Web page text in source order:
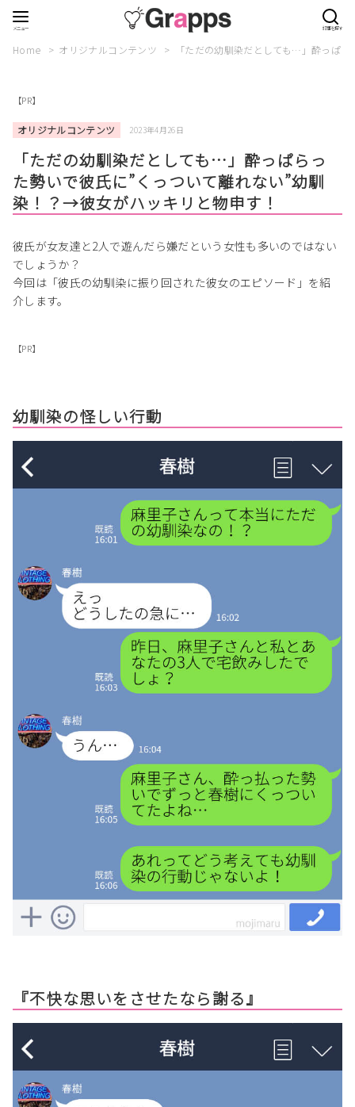
Home オリジナルコンテンツ 「ただの幼馴染だとしても…」酔っぱ
【PR】
オリジナルコンテンツ 2023年4月26日
「ただの幼馴染だとしても…」酔っぱらっ
た勢いで彼氏に”くっついて離れない”幼馴
染！？→彼女がハッキリと物申す！
彼氏が女友達と2人で遊んだら嫌だという女性も多いのではない
でしょうか？
今回は「彼氏の幼馴染に振り回された彼女のエピソード」を紹
介します。
【PR】
幼馴染の怪しい行動
『不快な思いをさせたなら謝る』